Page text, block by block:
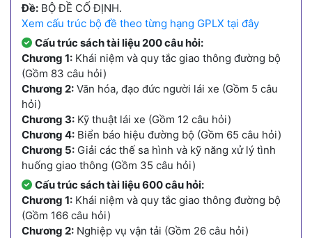
Đề: BỘ ĐỀ CỐ ĐỊNH.
Xem cấu trúc bộ đề theo từng hạng GPLX tại đây
Cấu trúc sách tài liệu 200 câu hỏi:
Chương 1: Khái niệm và quy tắc giao thông đường bộ
(Gồm 83 câu hỏi)
Chương 2: Văn hóa, đạo đức người lái xe (Gồm 5 câu
hỏi)
Chương 3: Kỹ thuật lái xe (Gồm 12 câu hỏi)
Chương 4: Biển báo hiệu đường bộ (Gồm 65 câu hỏi)
Chương 5: Giải các thế sa hình và kỹ năng xử lý tình
huống giao thông (Gồm 35 câu hỏi)
Cấu trúc sách tài liệu 600 câu hỏi:
Chương 1: Khái niệm và quy tắc giao thông đường bộ
(Gồm 166 câu hỏi)
Chương 2: Nghiệp vụ vận tải (Gồm 26 câu hỏi)